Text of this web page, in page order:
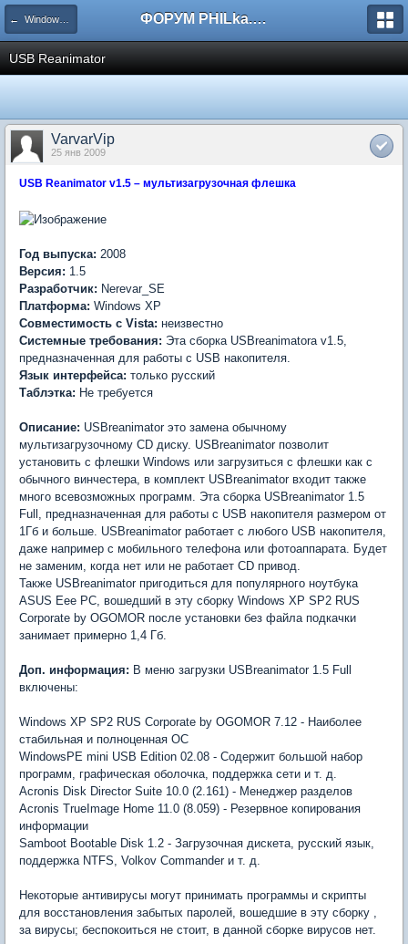
← Windows PE ФОРУМ PHILka.RU
USB Reanimator
VarvarVip
25 янв 2009
USB Reanimator v1.5 – мультизагрузочная флешка
Год выпуска: 2008
Версия: 1.5
Разработчик: Nerevar_SE
Платформа: Windows XP
Совместимость с Vista: неизвестно
Системные требования: Эта сборка USBreanimatora v1.5,
предназначенная для работы с USB накопителя.
Язык интерфейса: только русский
Таблэтка: Не требуется
Описание: USBreanimator это замена обычному
мультизагрузочному CD диску. USBreanimator позволит
установить с флешки Windows или загрузиться с флешки как с
обычного винчестера, в комплект USBreanimator входит также
много всевозможных программ. Эта сборка USBreanimator 1.5
Full, предназначенная для работы с USB накопителя размером от
1Гб и больше. USBreanimator работает с любого USB накопителя,
даже например с мобильного телефона или фотоаппарата. Будет
не заменим, когда нет или не работает CD привод.
Также USBreanimator пригодиться для популярного ноутбука
ASUS Eee PC, вошедший в эту сборку Windows XP SP2 RUS
Corporate by OGOMOR после установки без файла подкачки
занимает примерно 1,4 Гб.
Доп. информация: В меню загрузки USBreanimator 1.5 Full
включены:
Windows XP SP2 RUS Corporate by OGOMOR 7.12 - Наиболее
стабильная и полноценная ОС
WindowsPE mini USB Edition 02.08 - Содержит большой набор
программ, графическая оболочка, поддержка сети и т. д.
Acronis Disk Director Suite 10.0 (2.161) - Менеджер разделов
Acronis TrueImage Home 11.0 (8.059) - Резервное копирования
информации
Samboot Bootable Disk 1.2 - Загрузочная дискета, русский язык,
поддержка NTFS, Volkov Commander и т. д.
Некоторые антивирусы могут принимать программы и скрипты
для восстановления забытых паролей, вошедшие в эту сборку ,
за вирусы; беспокоиться не стоит, в данной сборке вирусов нет.